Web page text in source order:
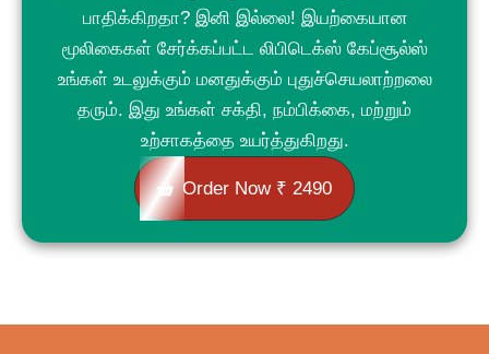
பாதிக்கிறதா? இனி இல்லை! இயற்கையான
மூலிகைகள் சேர்க்கப்பட்ட லிபிடெக்ஸ் கேப்சூல்ஸ்
உங்கள் உடலுக்கும் மனதுக்கும் புதுச்செயலாற்றலை
தரும். இது உங்கள் சக்தி, நம்பிக்கை, மற்றும்
உற்சாகத்தை உயர்த்துகிறது.
Order Now ₹ 2490